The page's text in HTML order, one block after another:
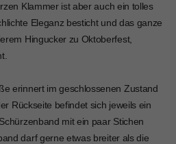
Klammer ist aber auch ein tolles
Eleganz besticht und das ganze
Hingucker zu Oktoberfest,
erinnert im geschlossenen Zustand
Rückseite befindet sich jeweils ein
mit ein paar Stichen
darf gerne etwas breiter als die